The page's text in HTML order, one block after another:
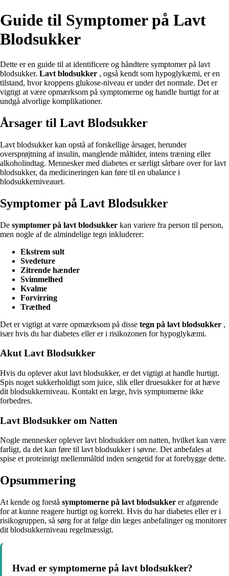
Guide til Symptomer på Lavt
Blodsukker
Dette er en guide til at identificere og håndtere symptomer på lavt
blodsukker. Lavt blodsukker , også kendt som hypoglykæmi, er en
tilstand, hvor kroppens glukose-niveau er under det normale. Det er
vigtigt at være opmærksom på symptomerne og handle hurtigt for at
undgå alvorlige komplikationer.
Årsager til Lavt Blodsukker
Lavt blodsukker kan opstå af forskellige årsager, herunder
oversprøjtning af insulin, manglende måltider, intens træning eller
alkoholindtag. Mennesker med diabetes er særligt sårbare over for lavt
blodsukker, da medicineringen kan føre til en ubalance i
blodsukkerniveauet.
Symptomer på Lavt Blodsukker
De symptomer på lavt blodsukker kan variere fra person til person,
men nogle af de almindelige tegn inkluderer:
Ekstrem sult
Svedeture
Zitrende hænder
Svimmelhed
Kvalme
Forvirring
Træthed
Det er vigtigt at være opmærksom på disse tegn på lavt blodsukker ,
især hvis du har diabetes eller er i risikozonen for hypoglykæmi.
Akut Lavt Blodsukker
Hvis du oplever akut lavt blodsukker, er det vigtigt at handle hurtigt.
Spis noget sukkerholdigt som juice, slik eller druesukker for at hæve
dit blodsukkerniveau. Kontakt en læge, hvis symptomerne ikke
forbedres.
Lavt Blodsukker om Natten
Nogle mennesker oplever lavt blodsukker om natten, hvilket kan være
farligt, da det kan føre til lavt blodsukker i søvne. Det anbefales at
spise et proteinrigt mellemmåltid inden sengetid for at forebygge dette.
Opsummering
At kende og forstå symptomerne på lavt blodsukker er afgørende
for at kunne reagere hurtigt og korrekt. Hvis du har diabetes eller er i
risikogruppen, så sørg for at følge din læges anbefalinger og monitorer
dit blodsukkerniveau regelmæssigt.
Hvad er symptomerne på lavt blodsukker?